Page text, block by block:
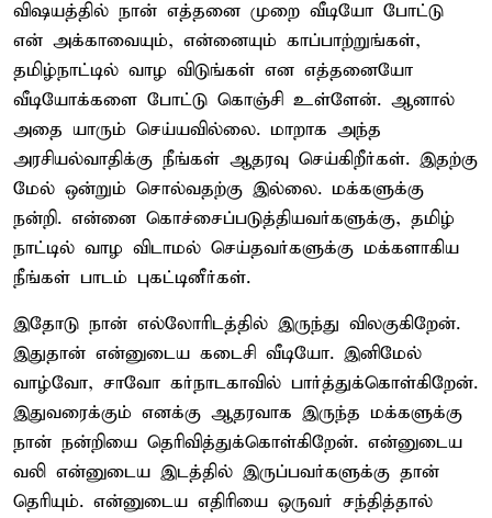
விஷயத்தில் நான் எத்தனை முறை வீடியோ போட்டு
என் அக்காவையும், என்னையும் காப்பாற்றுங்கள்,
தமிழ்நாட்டில் வாழ விடுங்கள் என எத்தனையோ
வீடியோக்களை போட்டு கொஞ்சி உள்ளேன். ஆனால்
அதை யாரும் செய்யவில்லை. மாறாக அந்த
அரசியல்வாதிக்கு நீங்கள் ஆதரவு செய்கிறீர்கள். இதற்கு
மேல் ஒன்றும் சொல்வதற்கு இல்லை. மக்களுக்கு
நன்றி. என்னை கொச்சைப்படுத்தியவர்களுக்கு, தமிழ்
நாட்டில் வாழ விடாமல் செய்தவர்களுக்கு மக்களாகிய
நீங்கள் பாடம் புகட்டினீர்கள்.
இதோடு நான் எல்லோரிடத்தில் இருந்து விலகுகிறேன்.
இதுதான் என்னுடைய கடைசி வீடியோ. இனிமேல்
வாழ்வோ, சாவோ கர்நாடகாவில் பார்த்துக்கொள்கிறேன்.
இதுவரைக்கும் எனக்கு ஆதரவாக இருந்த மக்களுக்கு
நான் நன்றியை தெரிவித்துக்கொள்கிறேன். என்னுடைய
வலி என்னுடைய இடத்தில் இருப்பவர்களுக்கு தான்
தெரியும். என்னுடைய எதிரியை ஒருவர் சந்தித்தால்